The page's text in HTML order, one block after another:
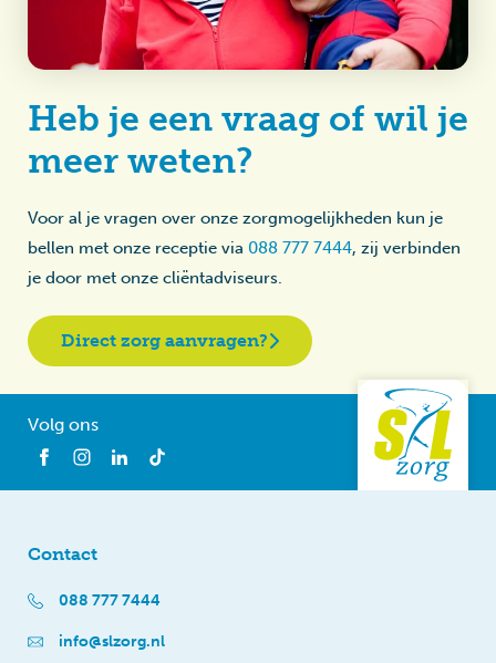
Heb je een vraag of wil je
meer weten?
Voor al je vragen over onze zorgmogelijkheden kun je
bellen met onze receptie via 088 777 7444, zij verbinden
je door met onze cliëntadviseurs.
Direct zorg aanvragen?
Volg ons
Contact
088 777 7444
info@slzorg.nl